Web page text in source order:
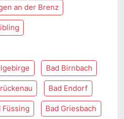
an der Brenz
Bad Birnbach
Bad Endorf
Füssing Bad Griesbach